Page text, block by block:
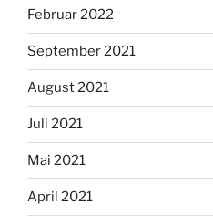
Februar 2022
September 2021
August 2021
Juli 2021
Mai 2021
April 2021